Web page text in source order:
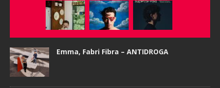
Emma, Fabri Fibra – ANTIDROGA